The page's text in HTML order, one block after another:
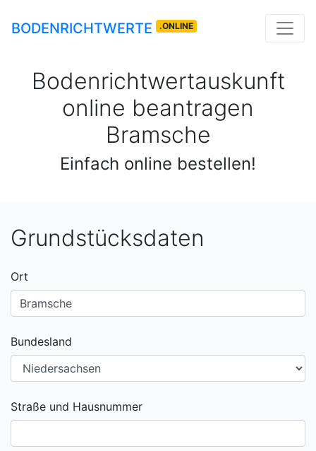
BODENRICHTWERTE .ONLINE
Bodenrichtwertauskunft
online beantragen
Bramsche
Einfach online bestellen!
Grundstücksdaten
Ort
Bundesland
Straße und Hausnummer